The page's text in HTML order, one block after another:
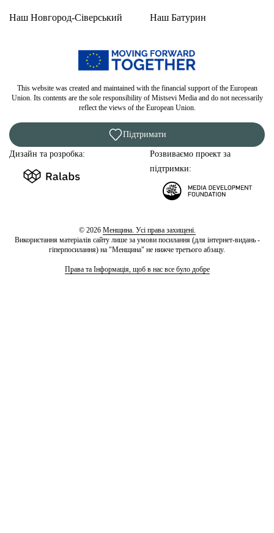
Наш Новгород-Сіверський Наш Батурин
This website was created and maintained with the financial support of the European
Union. Its contents are the sole responsibility of Mistsevi Media and do not necessarily
reflect the views of the European Union.
Підтримати
Дизайн та розробка:
Розвиваємо проект за
підтримки:
© 2026 Менщина. Усі права захищені.
Використання матеріалів сайту лише за умови посилання (для інтернет-видань -
гіперпосилання) на "Менщина" не нижче третього абзацу.
Права та Інформація, щоб в нас все було добре